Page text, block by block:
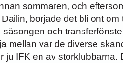
sommaren, och
började det bli ont
säsongen och
mellan var de diverse
ju IFK en av storklubbarna.